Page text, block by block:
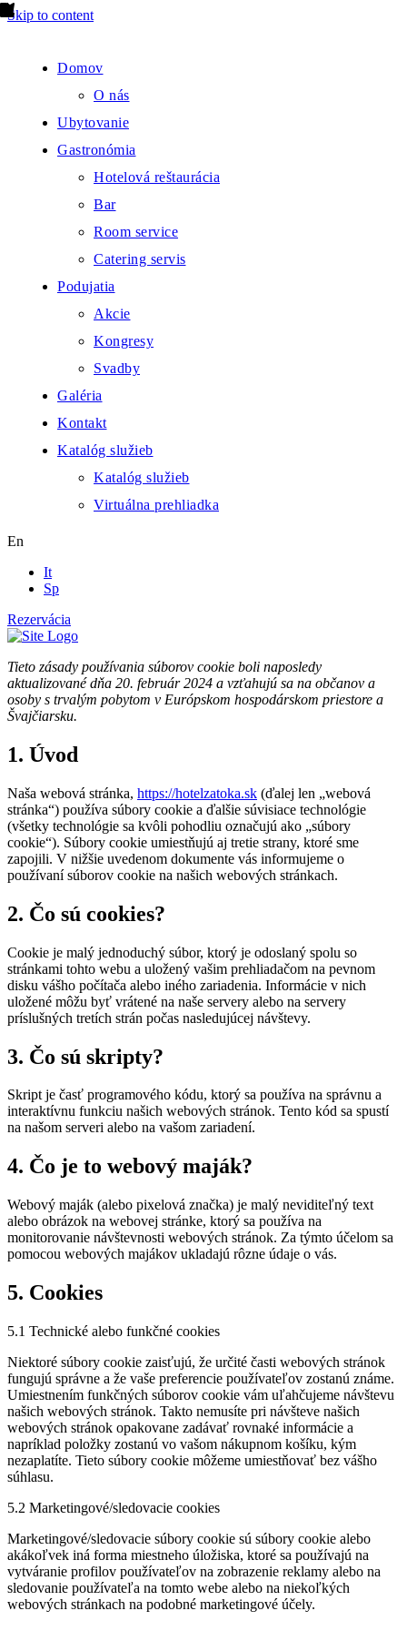
Skip to content
Domov
O nás
Ubytovanie
Gastronómia
Hotelová reštaurácia
Bar
Room service
Catering servis
Podujatia
Akcie
Kongresy
Svadby
Galéria
Kontakt
Katalóg služieb
Katalóg služieb
Virtuálna prehliadka
En
It
Sp
Rezervácia
Tieto zásady používania súborov cookie boli naposledy
aktualizované dňa 20. február 2024 a vzťahujú sa na občanov a
osoby s trvalým pobytom v Európskom hospodárskom priestore a
Švajčiarsku.
1. Úvod
Naša webová stránka, https://hotelzatoka.sk (ďalej len „webová
stránka“) používa súbory cookie a ďalšie súvisiace technológie
(všetky technológie sa kvôli pohodliu označujú ako „súbory
cookie“). Súbory cookie umiestňujú aj tretie strany, ktoré sme
zapojili. V nižšie uvedenom dokumente vás informujeme o
používaní súborov cookie na našich webových stránkach.
2. Čo sú cookies?
Cookie je malý jednoduchý súbor, ktorý je odoslaný spolu so
stránkami tohto webu a uložený vašim prehliadačom na pevnom
disku vášho počítača alebo iného zariadenia. Informácie v nich
uložené môžu byť vrátené na naše servery alebo na servery
príslušných tretích strán počas nasledujúcej návštevy.
3. Čo sú skripty?
Skript je časť programového kódu, ktorý sa používa na správnu a
interaktívnu funkciu našich webových stránok. Tento kód sa spustí
na našom serveri alebo na vašom zariadení.
4. Čo je to webový maják?
Webový maják (alebo pixelová značka) je malý neviditeľný text
alebo obrázok na webovej stránke, ktorý sa používa na
monitorovanie návštevnosti webových stránok. Za týmto účelom sa
pomocou webových majákov ukladajú rôzne údaje o vás.
5. Cookies
5.1 Technické alebo funkčné cookies
Niektoré súbory cookie zaisťujú, že určité časti webových stránok
fungujú správne a že vaše preferencie používateľov zostanú známe.
Umiestnením funkčných súborov cookie vám uľahčujeme návštevu
našich webových stránok. Takto nemusíte pri návšteve našich
webových stránok opakovane zadávať rovnaké informácie a
napríklad položky zostanú vo vašom nákupnom košíku, kým
nezaplatíte. Tieto súbory cookie môžeme umiestňovať bez vášho
súhlasu.
5.2 Marketingové/sledovacie cookies
Marketingové/sledovacie súbory cookie sú súbory cookie alebo
akákoľvek iná forma miestneho úložiska, ktoré sa používajú na
vytváranie profilov používateľov na zobrazenie reklamy alebo na
sledovanie používateľa na tomto webe alebo na niekoľkých
webových stránkach na podobné marketingové účely.